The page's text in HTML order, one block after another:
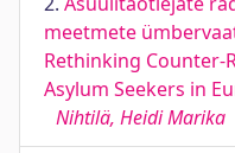
meetmete
Rethinking Counter-
Asylum Seekers in
Nihtilä, Heidi Marika